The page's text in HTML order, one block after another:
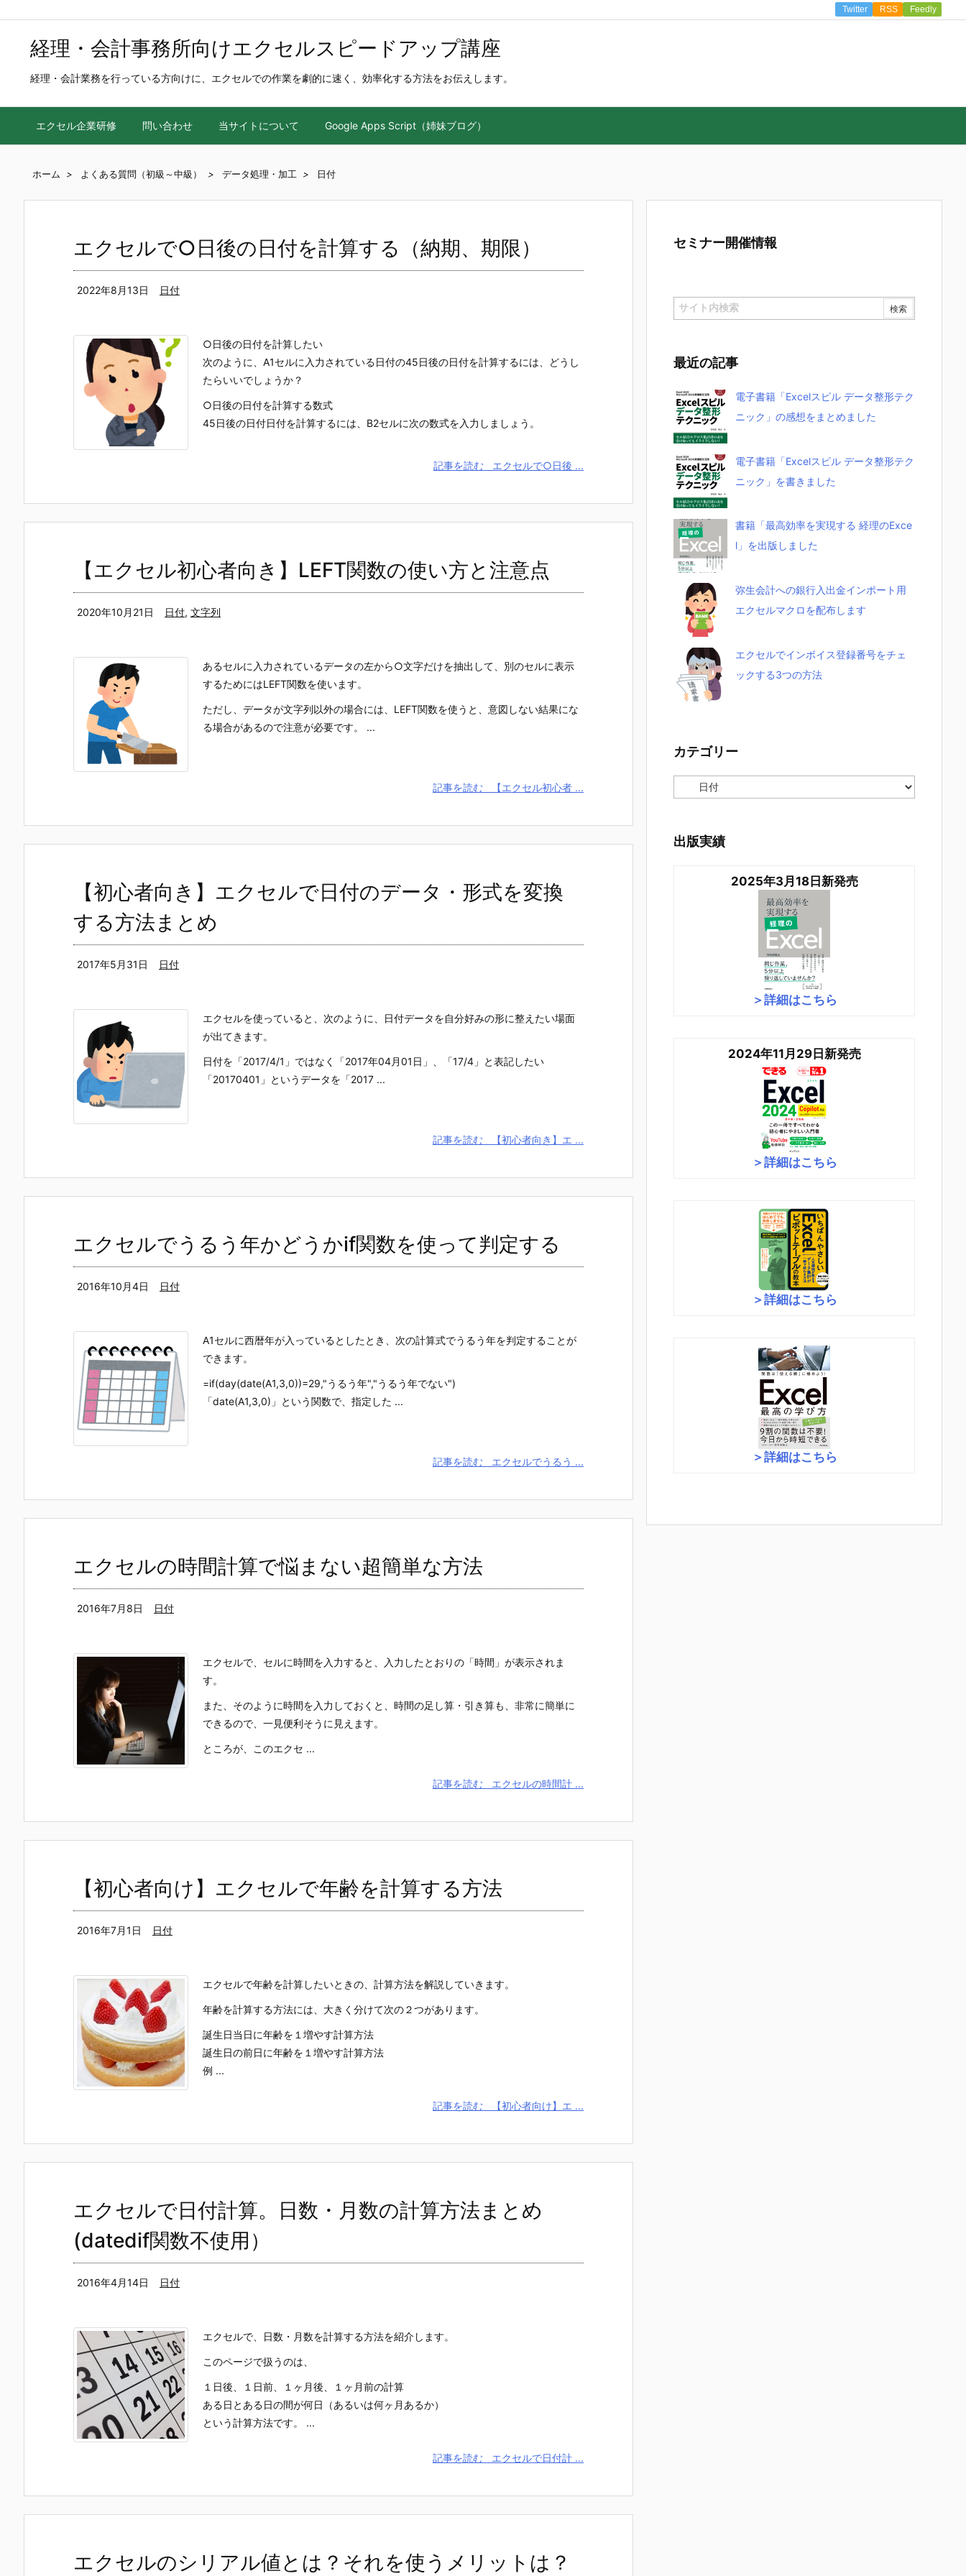
経理・会計事務所向けエクセルスピードアップ講座
経理・会計業務を行っている方向けに、エクセルでの作業を劇的に速く、効率化する方法をお伝えします。
エクセル企業研修 問い合わせ 当サイトについて Google Apps Script（姉妹ブログ）
Twitter RSS Feedly
ホーム > よくある質問（初級～中級） > データ処理・加工 > 日付
エクセルで○日後の日付を計算する（納期、期限）
2022年8月13日 日付
○日後の日付を計算したい
次のように、A1セルに入力されている日付の45日後の日付を計算するには、どうし
たらいいでしょうか？
○日後の日付を計算する数式
45日後の日付日付を計算するには、B2セルに次の数式を入力しましょう。
記事を読む エクセルで○日後 ...
【エクセル初心者向き】LEFT関数の使い方と注意点
2020年10月21日 日付, 文字列
あるセルに入力されているデータの左から○文字だけを抽出して、別のセルに表示
するためにはLEFT関数を使います。
ただし、データが文字列以外の場合には、LEFT関数を使うと、意図しない結果にな
る場合があるので注意が必要です。 ...
記事を読む 【エクセル初心者 ...
【初心者向き】エクセルで日付のデータ・形式を変換
する方法まとめ
2017年5月31日 日付
エクセルを使っていると、次のように、日付データを自分好みの形に整えたい場面
が出てきます。
日付を「2017/4/1」ではなく「2017年04月01日」、「17/4」と表記したい
「20170401」というデータを「2017 ...
記事を読む 【初心者向き】エ ...
エクセルでうるう年かどうかif関数を使って判定する
2016年10月4日 日付
A1セルに西暦年が入っているとしたとき、次の計算式でうるう年を判定することが
できます。
=if(day(date(A1,3,0))=29,"うるう年","うるう年でない")
「date(A1,3,0)」という関数で、指定した ...
記事を読む エクセルでうるう ...
エクセルの時間計算で悩まない超簡単な方法
2016年7月8日 日付
エクセルで、セルに時間を入力すると、入力したとおりの「時間」が表示されま
す。
また、そのように時間を入力しておくと、時間の足し算・引き算も、非常に簡単に
できるので、一見便利そうに見えます。
ところが、このエクセ ...
記事を読む エクセルの時間計 ...
【初心者向け】エクセルで年齢を計算する方法
2016年7月1日 日付
エクセルで年齢を計算したいときの、計算方法を解説していきます。
年齢を計算する方法には、大きく分けて次の２つがあります。
誕生日当日に年齢を１増やす計算方法
誕生日の前日に年齢を１増やす計算方法
例 ...
記事を読む 【初心者向け】エ ...
エクセルで日付計算。日数・月数の計算方法まとめ
(datedif関数不使用）
2016年4月14日 日付
エクセルで、日数・月数を計算する方法を紹介します。
このページで扱うのは、
１日後、１日前、１ヶ月後、１ヶ月前の計算
ある日とある日の間が何日（あるいは何ヶ月あるか）
という計算方法です。 ...
記事を読む エクセルで日付計 ...
エクセルのシリアル値とは？それを使うメリットは？
セミナー開催情報
最近の記事
電子書籍「Excelスピル データ整形テク
ニック」の感想をまとめました
電子書籍「Excelスピル データ整形テク
ニック」を書きました
書籍「最高効率を実現する 経理のExce
l」を出版しました
弥生会計への銀行入出金インポート用
エクセルマクロを配布します
エクセルでインボイス登録番号をチェ
ックする3つの方法
カテゴリー
テ
ー
出版実績
2025年3月18日新発売
＞詳細はこちら
2024年11月29日新発売
＞詳細はこちら
＞詳細はこちら
＞詳細はこちら